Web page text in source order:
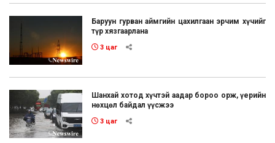
Баруун гурван аймгийн цахилгаан эрчим хүчийг
түр хязгаарлана
3 цаг
Шанхай хотод хүчтэй аадар бороо орж, үерийн
нөхцөл байдал үүсжээ
3 цаг